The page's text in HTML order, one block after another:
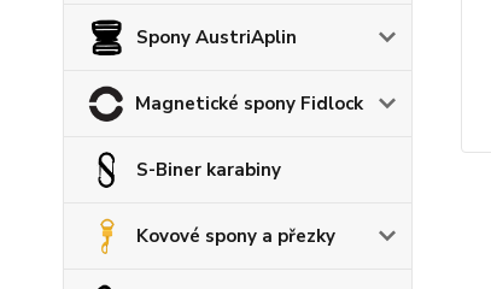
Spony AustriAplin
Magnetické spony Fidlock
S-Biner karabiny
Kovové spony a přezky